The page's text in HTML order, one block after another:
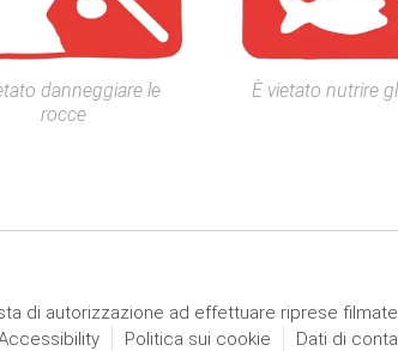
danneggiare le
rocce
È vietato nutrire
di autorizzazione ad effettuare riprese
Politica sui cookie Dati di